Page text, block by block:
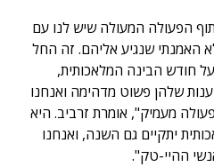
הפעולה המעולה שיש לנו עם
האמנתי שנגיע אליהם. זה החל
חודש הבינה המלאכותית,
שלהן פשוט מדהימה ואנחנו
מעמיק", אומרת זרביב. היא
יתקיים גם השנה, ואנחנו
ההיי-טק".